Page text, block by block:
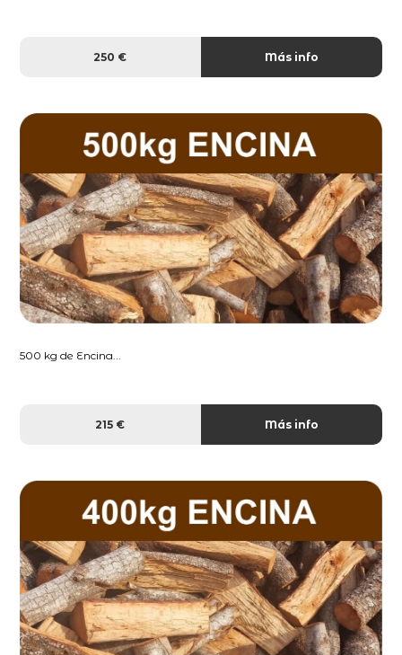
250 € Más info
500 kg de Encina...
215 € Más info